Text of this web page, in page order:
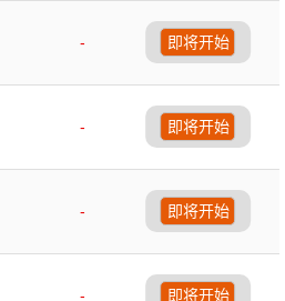
-
即将开始
-
即将开始
-
即将开始
-
即将开始